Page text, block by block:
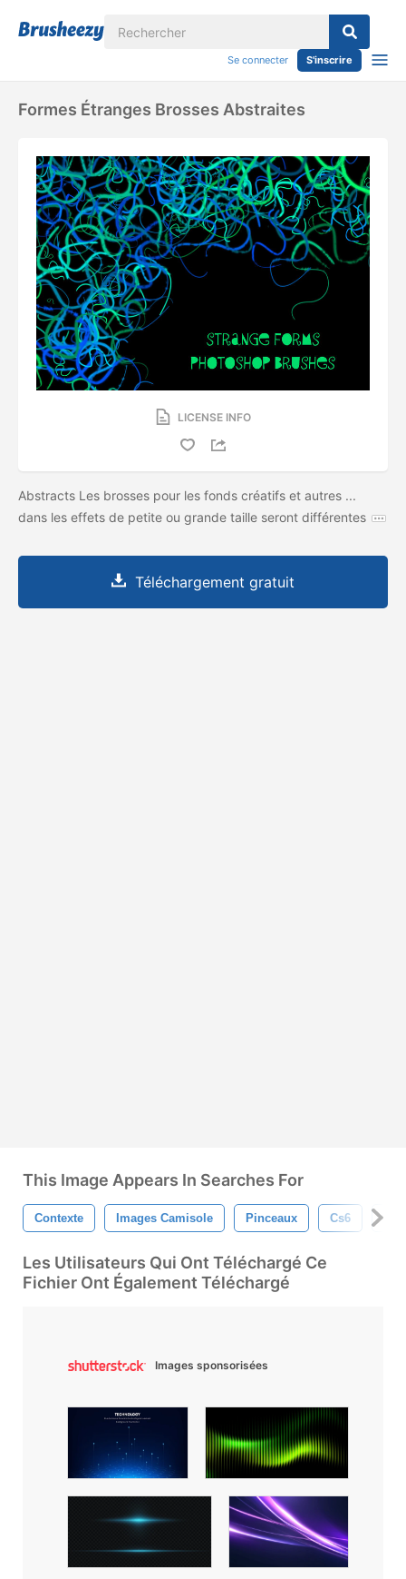
Se connecter S'inscrire
Formes Étranges Brosses Abstraites
LICENSE INFO
Abstracts Les brosses pour les fonds créatifs et autres ...
dans les effets de petite ou grande taille seront différentes
Téléchargement gratuit
This Image Appears In Searches For
Contexte Images Camisole Pinceaux Cs6
Les Utilisateurs Qui Ont Téléchargé Ce
Fichier Ont Également Téléchargé
Images sponsorisées